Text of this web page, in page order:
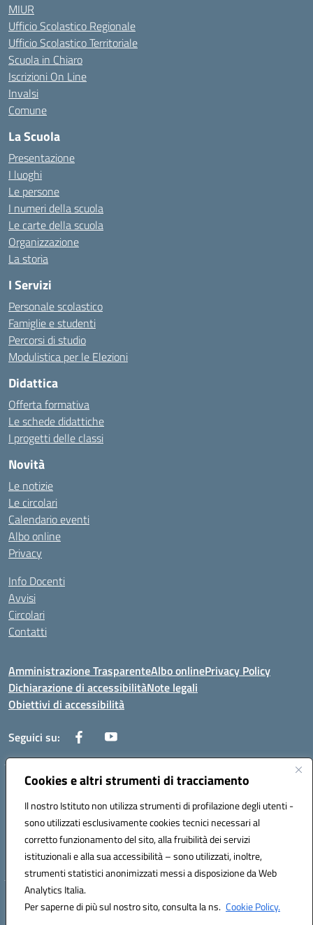
Cookies e altri strumenti di tracciamento
Il nostro Istituto non utilizza strumenti di profilazione degli utenti -
sono utilizzati esclusivamente cookies tecnici necessari al
corretto funzionamento del sito, alla fruibilità dei servizi
istituzionali e alla sua accessibilità – sono utilizzati, inoltre,
strumenti statistici anonimizzati messi a disposizione da Web
Analytics Italia.
Per saperne di più sul nostro sito, consulta la ns. Cookie Policy.
MIUR
Ufficio Scolastico Regionale
Ufficio Scolastico Territoriale
Scuola in Chiaro
Iscrizioni On Line
Invalsi
Comune
La Scuola
Presentazione
I luoghi
Le persone
I numeri della scuola
Le carte della scuola
Organizzazione
La storia
I Servizi
Personale scolastico
Famiglie e studenti
Percorsi di studio
Modulistica per le Elezioni
Didattica
Offerta formativa
Le schede didattiche
I progetti delle classi
Novità
Le notizie
Le circolari
Calendario eventi
Albo online
Privacy
Info Docenti
Avvisi
Circolari
Contatti
Amministrazione TrasparenteAlbo onlinePrivacy Policy
Dichiarazione di accessibilitàNote legali
Obiettivi di accessibilità
Seguici su:
Corso Roma, 1 71100 FOGGIA (FG)
Codice meccanografico: FGPM03000E
Mail: FGPM03000E@istruzione.it - PEC:
FGPM03000E@pec.istruzione.it
Codice fiscale: 80002240713
Hosting & Powered by 3D Solution S.r.l.
Concept & Design by Designers Italia